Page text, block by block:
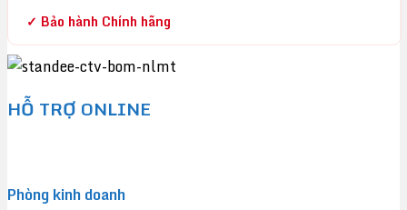
✓ Bảo hành Chính hãng
HỖ TRỢ ONLINE
Phòng kinh doanh